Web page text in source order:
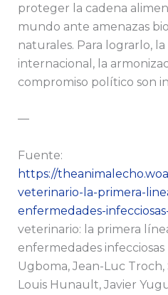
proteger la cadena
mundo ante amenazas
naturales. Para lograrlo,
internacional, la
compromiso político son
—
Fuente:
https://
veterinario-la-primera-
enfermedades-
veterinario: la primera
enfermedades
Ugboma, Jean-Luc Troch,
Louis Hunault, Javier